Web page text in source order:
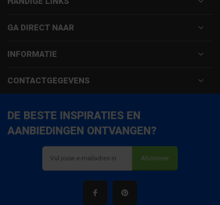
GA DIRECT NAAR
INFORMATIE
CONTACTGEGEVENS
DE BESTE INSPIRATIES EN
AANBIEDINGEN ONTVANGEN?
Abonneer